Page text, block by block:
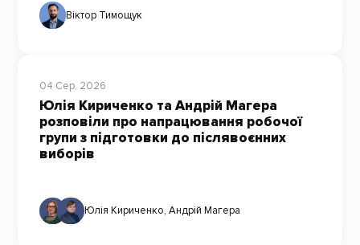
Віктор Тимощук
04 Сер, 2026
Юлія Кириченко та Андрій Магера
розповіли про напрацювання робочої
групи з підготовки до післявоєнних
виборів
Юлія Кириченко, Андрій Магера